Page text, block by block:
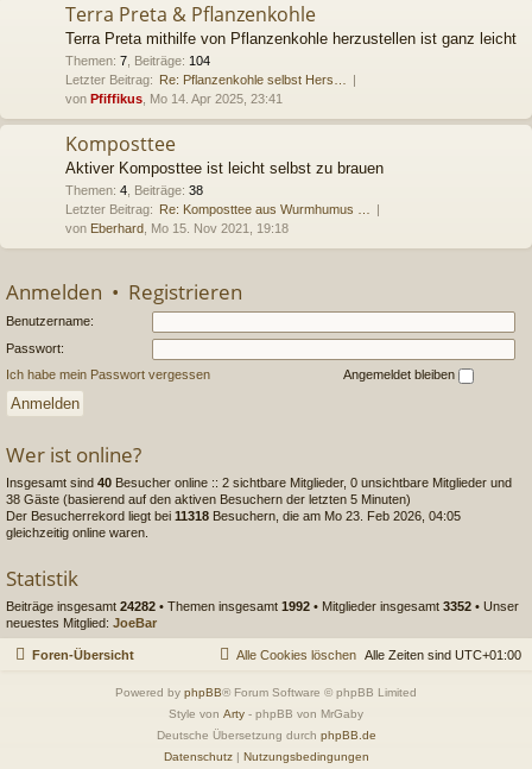
Terra Preta & Pflanzenkohle
Terra Preta mithilfe von Pflanzenkohle herzustellen ist ganz leicht
Themen: 7 Beiträge: 104
Letzter Beitrag: Re: Pflanzenkohle selbst Hers…
von Pfiffikus , Mo 14. Apr 2025, 23:41
Komposttee
Aktiver Komposttee ist leicht selbst zu brauen
Themen: 4 Beiträge: 38
Letzter Beitrag: Re: Komposttee aus Wurmhumus …
von Eberhard , Mo 15. Nov 2021, 19:18
Anmelden • Registrieren
Benutzername:
Passwort:
Ich habe mein Passwort vergessen
Angemeldet bleiben
Wer ist online?
Insgesamt sind 40 Besucher online :: 2 sichtbare Mitglieder, 0 unsichtbare Mitglieder und
38 Gäste (basierend auf den aktiven Besuchern der letzten 5 Minuten)
Der Besucherrekord liegt bei 11318 Besuchern, die am Mo 23. Feb 2026, 04:05
gleichzeitig online waren.
Statistik
Beiträge insgesamt 24282 • Themen insgesamt 1992 • Mitglieder insgesamt 3352 • Unser
neuestes Mitglied: JoeBar
Foren-Übersicht Alle Zeiten sind UTC+01:00
Alle Cookies löschen
Powered by phpBB® Forum Software © phpBB Limited
Style von Arty - phpBB von MrGaby
Deutsche Übersetzung durch phpBB.de
Datenschutz| Nutzungsbedingungen